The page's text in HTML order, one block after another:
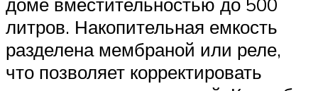
литров. Накопительная емкость
разделена мембраной или реле,
что позволяет корректировать